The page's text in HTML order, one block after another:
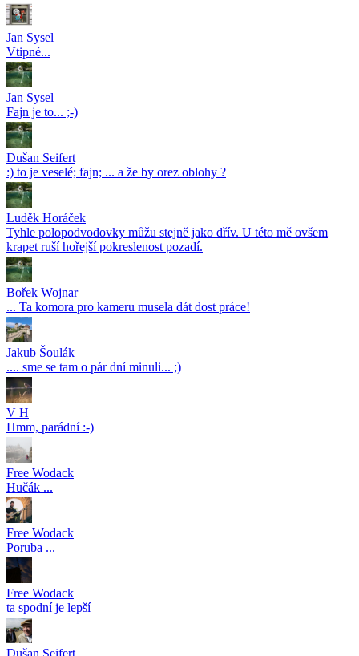
Jan Sysel
Vtipné...
Jan Sysel
Fajn je to... ;-)
Dušan Seifert
:) to je veselé; fajn; ... a že by orez oblohy ?
Luděk Horáček
Tyhle polopodvodovky můžu stejně jako dřív. U této mě ovšem
krapet ruší hořejší pokreslenost pozadí.
Bořek Wojnar
... Ta komora pro kameru musela dát dost práce!
Jakub Šoulák
.... sme se tam o pár dní minuli... ;)
V H
Hmm, parádní :-)
Free Wodack
Hučák ...
Free Wodack
Poruba ...
Free Wodack
ta spodní je lepší
Dušan Seifert